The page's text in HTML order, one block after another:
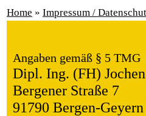
Home » Impressum /
Angaben gemäß § 5 TMG
Dipl. Ing. (FH)
Bergener Straße 7
91790 Bergen-Geyern